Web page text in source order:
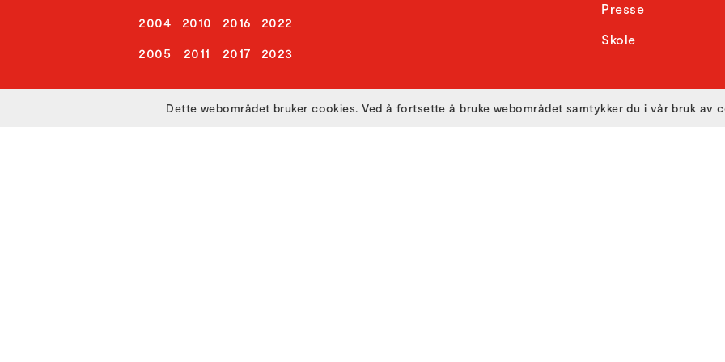
2004
2005
2010
2011
2016
2017
2022
2023
Presse
Skole
Dette webområdet bruker cookies. Ved å fortsette å bruke webområdet samtykker du i vår bruk av